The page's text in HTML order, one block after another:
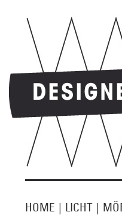
HOME | LICHT |